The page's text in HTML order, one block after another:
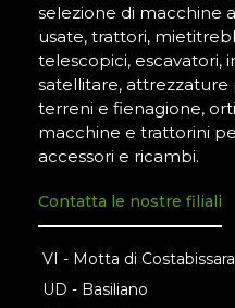
selezione di macchine
usate, trattori,
telescopici, escavatori,
satellitare, attrezzature
terreni e fienagione,
macchine e trattorini
accessori e ricambi.
Contatta le nostre filiali
VI - Motta di Costabissara
UD - Basiliano